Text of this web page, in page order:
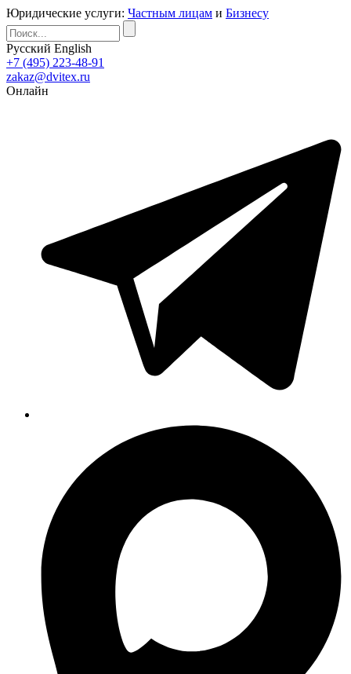
Юридические услуги: Частным лицам и Бизнесу
Русский English
+7 (495) 223-48-91
zakaz@dvitex.ru
Онлайн